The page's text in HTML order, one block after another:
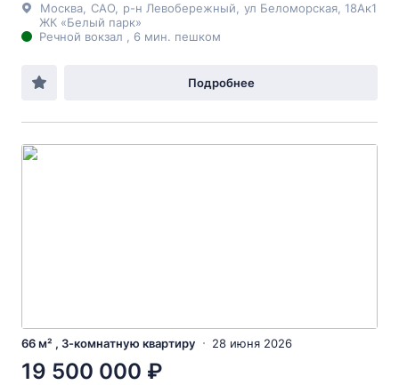
Москва САО р-н Левобережный ул Беломорская , 18Ак1
ЖК «Белый парк»
Речной вокзал , 6 мин. пешком
Подробнее
66 м² , 3-комнатную квартиру 28 июня 2026
19 500 000 ₽